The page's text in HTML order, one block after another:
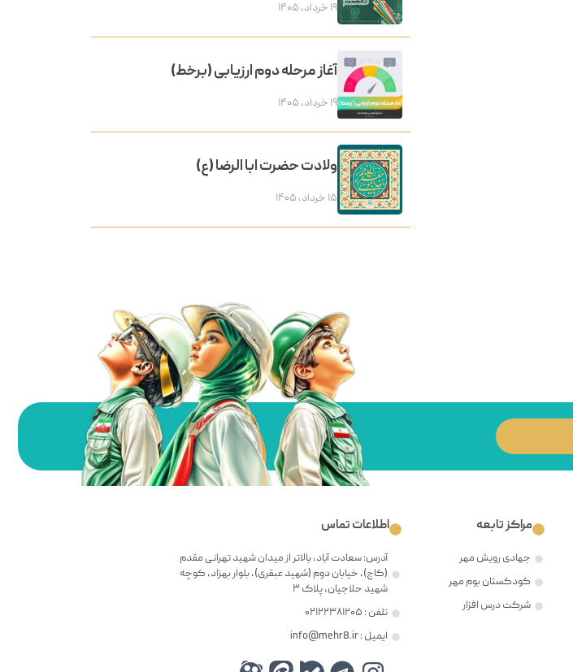
۱۹ خرداد, ۱۴۰۵
آغاز مرحله دوم ارزیابی (برخط)
۱۹ خرداد, ۱۴۰۵
ولادت حضرت ابا الرضا (ع)
۱۵ خرداد, ۱۴۰۵
مراکز تابعه
جهادی رویش مهر
کودکستان بوم مهر
شرکت درس افزار
اطلاعات تماس
آدرس: سعادت آباد، بالاتر از میدان شهید تهرانی مقدم
(کاج)، خیابان دوم (شهید عبقری)، بلوار بهزاد، کوچه
شهید حلاجیان، پلاک ۳
تلفن : ۰۲۱۲۲۳۸۱۲۰۵
ایمیل : info@mehr8.ir